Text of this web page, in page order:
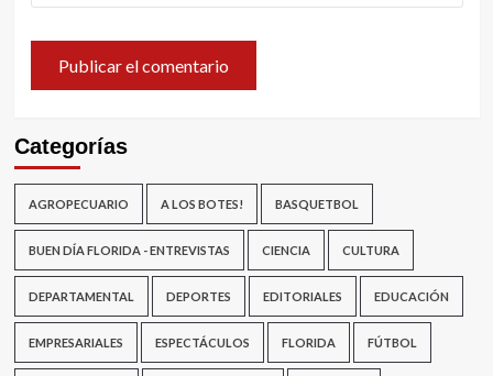
Categorías
AGROPECUARIO A LOS BOTES! BASQUETBOL
BUEN DÍA FLORIDA - ENTREVISTAS CIENCIA CULTURA
DEPARTAMENTAL DEPORTES EDITORIALES EDUCACIÓN
EMPRESARIALES ESPECTÁCULOS FLORIDA FÚTBOL